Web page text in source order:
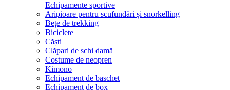
Echipamente sportive
Aripioare pentru scufundări și snorkelling
Bețe de trekking
Biciclete
Căști
Clăpari de schi damă
Costume de neopren
Kimono
Echipament de baschet
Echipament de box